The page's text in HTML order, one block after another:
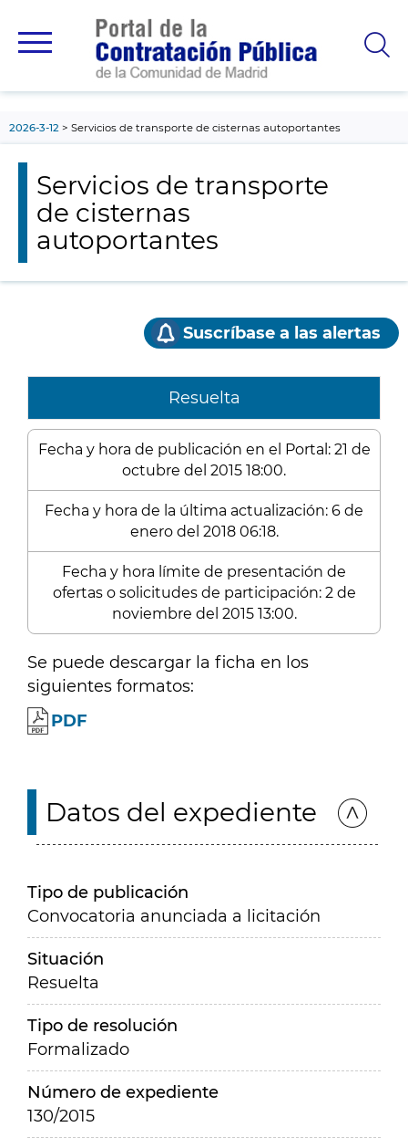
principal
2026-3-12 Servicios de transporte de cisternas autoportantes
Servicios de transporte
de cisternas
autoportantes
Suscríbase a las alertas
Resuelta
Fecha y hora de publicación en el Portal: 21 de
octubre del 2015 18:00.
Fecha y hora de la última actualización: 6 de
enero del 2018 06:18.
Fecha y hora límite de presentación de
ofertas o solicitudes de participación: 2 de
noviembre del 2015 13:00.
Se puede descargar la ficha en los
siguientes formatos:
PDF
Datos del expediente
Tipo de publicación
Convocatoria anunciada a licitación
Situación
Resuelta
Tipo de resolución
Formalizado
Número de expediente
130/2015